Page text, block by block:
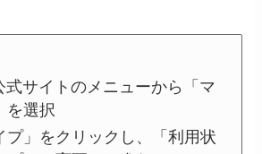
式サイトのメニューから「マ
を選択
プ」をクリックし、「利用状